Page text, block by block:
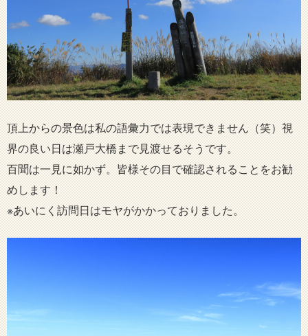
頂上からの景色は私の語彙力では表現できません（笑）視
界の良い日は瀬戸大橋まで見渡せるそうです。
百聞は一見に如かず。皆様その目で確認されることをお勧
めします！
※あいにく訪問日はモヤがかかっておりました。